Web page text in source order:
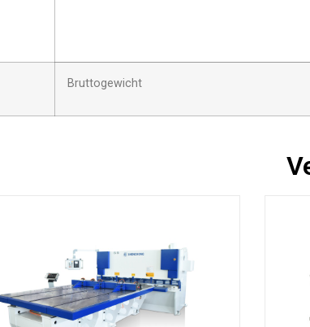
Bruttogewicht